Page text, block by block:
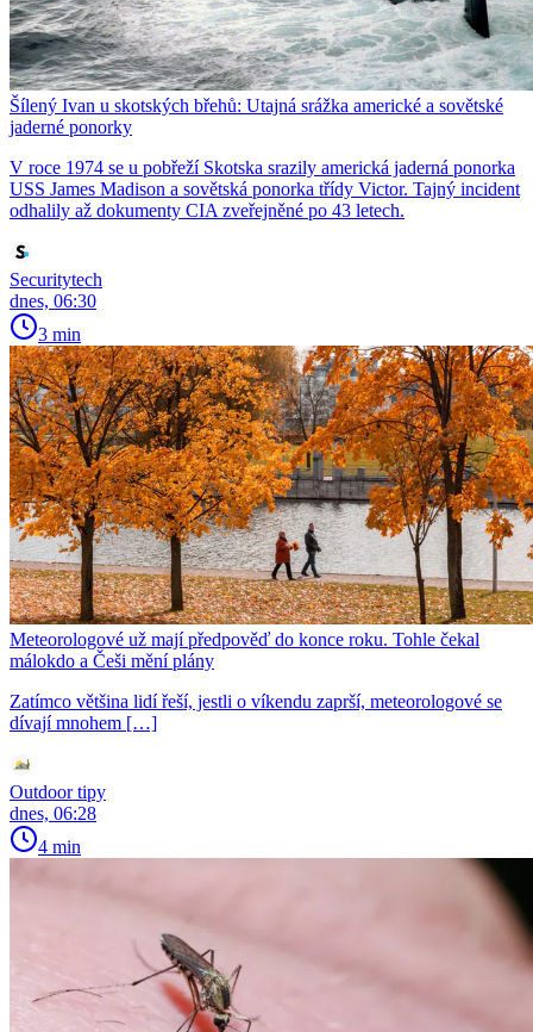
Šílený Ivan u skotských břehů: Utajná srážka americké a sovětské
jaderné ponorky
V roce 1974 se u pobřeží Skotska srazily americká jaderná ponorka
USS James Madison a sovětská ponorka třídy Victor. Tajný incident
odhalily až dokumenty CIA zveřejněné po 43 letech.
Securitytech
dnes, 06:30
3 min
Meteorologové už mají předpověď do konce roku. Tohle čekal
málokdo a Češi mění plány
Zatímco většina lidí řeší, jestli o víkendu zaprší, meteorologové se
dívají mnohem […]
Outdoor tipy
dnes, 06:28
4 min